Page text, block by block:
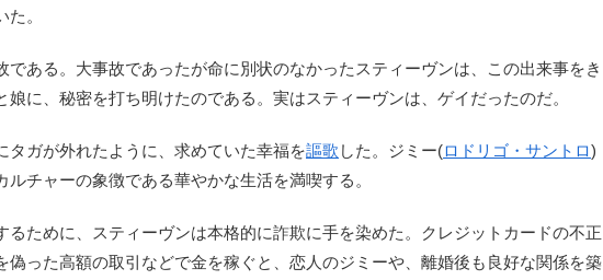
。
ある。大事故であったが命に別状のなかったスティーヴンは、この出来事をき
に、秘密を打ち明けたのである。実はスティーヴンは、ゲイだったのだ。
ガが外れたように、求めていた幸福を謳歌 した。ジミー(ロドリゴ・サントロ)
チャーの象徴である華やかな生活を満喫する。
ために、スティーヴンは本格的に詐欺に手を染めた。クレジットカードの不正
偽った高額の取引などで金を稼ぐと、恋人のジミーや、離婚後も良好な関係を築